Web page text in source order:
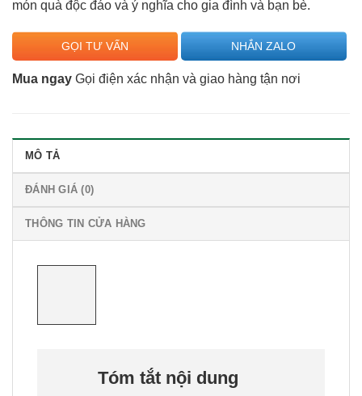
món quà độc đáo và ý nghĩa cho gia đình và bạn bè.
GỌI TƯ VẤN NHẮN ZALO
Mua ngay Gọi điện xác nhận và giao hàng tận nơi
MÔ TẢ
ĐÁNH GIÁ (0)
THÔNG TIN CỬA HÀNG
Tóm tắt nội dung